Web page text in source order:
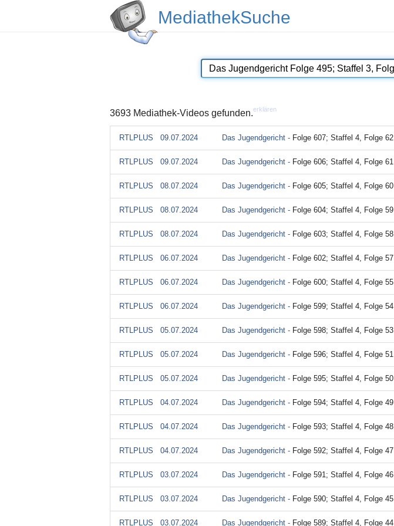
MediathekSuche
3693 Mediathek-Videos gefunden.erklären
RTLPLUS 09.07.2024 Das Jugendgericht - Folge 607; Staffel 4, Folge 62
RTLPLUS 09.07.2024 Das Jugendgericht - Folge 606; Staffel 4, Folge 61
RTLPLUS 08.07.2024 Das Jugendgericht - Folge 605; Staffel 4, Folge 60
RTLPLUS 08.07.2024 Das Jugendgericht - Folge 604; Staffel 4, Folge 59
RTLPLUS 08.07.2024 Das Jugendgericht - Folge 603; Staffel 4, Folge 58
RTLPLUS 06.07.2024 Das Jugendgericht - Folge 602; Staffel 4, Folge 57
RTLPLUS 06.07.2024 Das Jugendgericht - Folge 600; Staffel 4, Folge 55
RTLPLUS 06.07.2024 Das Jugendgericht - Folge 599; Staffel 4, Folge 54
RTLPLUS 05.07.2024 Das Jugendgericht - Folge 598; Staffel 4, Folge 53
RTLPLUS 05.07.2024 Das Jugendgericht - Folge 596; Staffel 4, Folge 51
RTLPLUS 05.07.2024 Das Jugendgericht - Folge 595; Staffel 4, Folge 50
RTLPLUS 04.07.2024 Das Jugendgericht - Folge 594; Staffel 4, Folge 49
RTLPLUS 04.07.2024 Das Jugendgericht - Folge 593; Staffel 4, Folge 48
RTLPLUS 04.07.2024 Das Jugendgericht - Folge 592; Staffel 4, Folge 47
RTLPLUS 03.07.2024 Das Jugendgericht - Folge 591; Staffel 4, Folge 46
RTLPLUS 03.07.2024 Das Jugendgericht - Folge 590; Staffel 4, Folge 45
RTLPLUS 03.07.2024 Das Jugendgericht - Folge 589; Staffel 4, Folge 44